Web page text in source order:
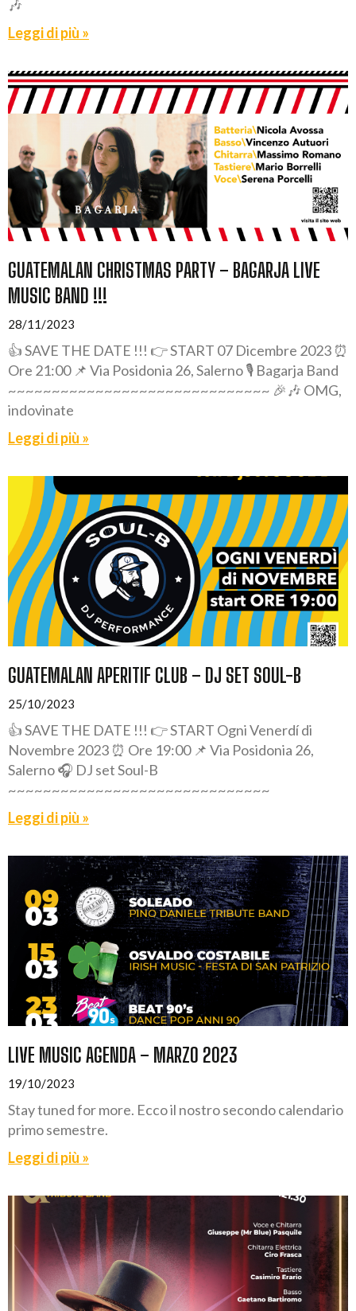
🎶
Leggi di più »
GUATEMALAN CHRISTMAS PARTY – BAGARJA LIVE
MUSIC BAND !!!
28/11/2023
👍 SAVE THE DATE !!! 👉 START 07 Dicembre 2023 ⏰
Ore 21:00 📌 Via Posidonia 26, Salerno 🎙️ Bagarja Band
~~~~~~~~~~~~~~~~~~~~~~~~~~~~~~ 🎉🎶 OMG,
indovinate
Leggi di più »
GUATEMALAN APERITIF CLUB – DJ SET SOUL-B
25/10/2023
👍 SAVE THE DATE !!! 👉 START Ogni Venerdí di
Novembre 2023 ⏰ Ore 19:00 📌 Via Posidonia 26,
Salerno 🎧 DJ set Soul-B
~~~~~~~~~~~~~~~~~~~~~~~~~~~~~~
Leggi di più »
LIVE MUSIC AGENDA – MARZO 2023
19/10/2023
Stay tuned for more. Ecco il nostro secondo calendario
primo semestre.
Leggi di più »